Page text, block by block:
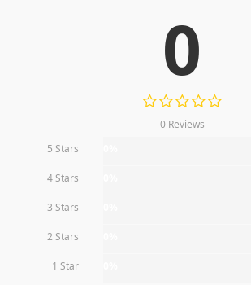
0
0 Reviews
5 Stars
4 Stars
3 Stars
2 Stars
1 Star